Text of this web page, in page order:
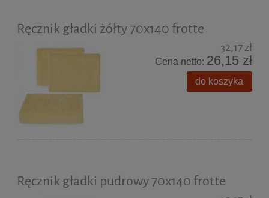
Ręcznik gładki żółty 70x140 frotte
32,17 zł
Cena netto: 26,15 zł
do koszyka
Ręcznik gładki pudrowy 70x140 frotte